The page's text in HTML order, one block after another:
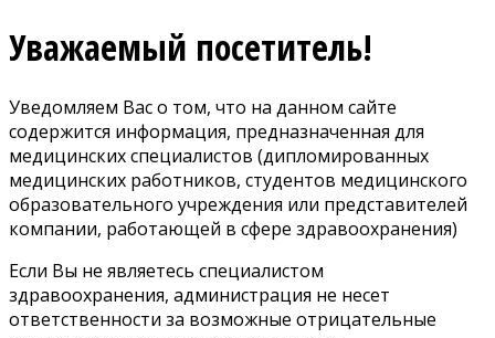
Уважаемый посетитель!
Уведомляем Вас о том, что на данном сайте
содержится информация, предназначенная для
медицинских специалистов (дипломированных
медицинских работников, студентов медицинского
образовательного учреждения или представителей
компании, работающей в сфере здравоохранения)
Если Вы не являетесь специалистом
здравоохранения, администрация не несет
ответственности за возможные отрицательные